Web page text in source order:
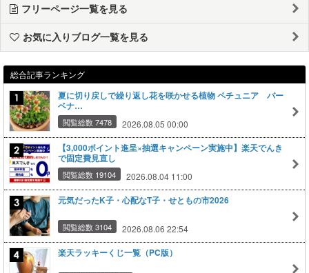
フリーページ一覧を見る
お気に入りブログ一覧を見る
総合記事ランキング
夏に切り戻しで繰り返し花を咲かせる植物 ペチュニア バー
ベナ…
閲覧総数 7478 2026.08.05 00:00
【3,000ポイント進呈×抽選キャンペーン実施中】楽天でんき
で固定費見直し
閲覧総数 19104 2026.08.04 11:00
元気だったK子・心配なT子・せともの市2026
閲覧総数 3104 2026.08.06 22:54
楽天ラッキーくじ一覧（PC版）